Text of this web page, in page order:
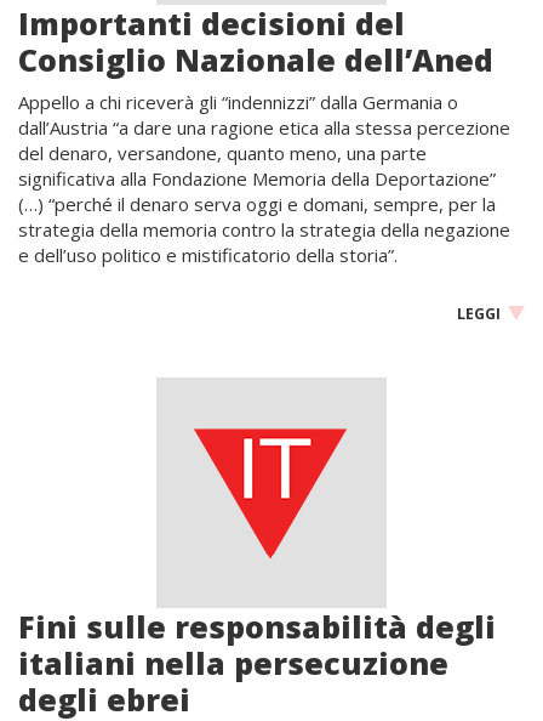
Importanti decisioni del
Consiglio Nazionale dell’Aned
Appello a chi riceverà gli “indennizzi” dalla Germania o
dall’Austria “a dare una ragione etica alla stessa percezione
del denaro, versandone, quanto meno, una parte
significativa alla Fondazione Memoria della Deportazione”
(…) “perché il denaro serva oggi e domani, sempre, per la
strategia della memoria contro la strategia della negazione
e dell’uso politico e mistificatorio della storia”.
LEGGI
Fini sulle responsabilità degli
italiani nella persecuzione
degli ebrei